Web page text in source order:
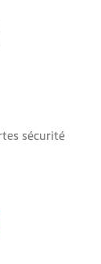
sécurité